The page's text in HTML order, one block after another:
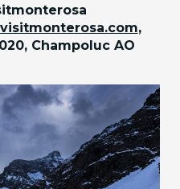
visitmonterosa.com,
Champoluc AO